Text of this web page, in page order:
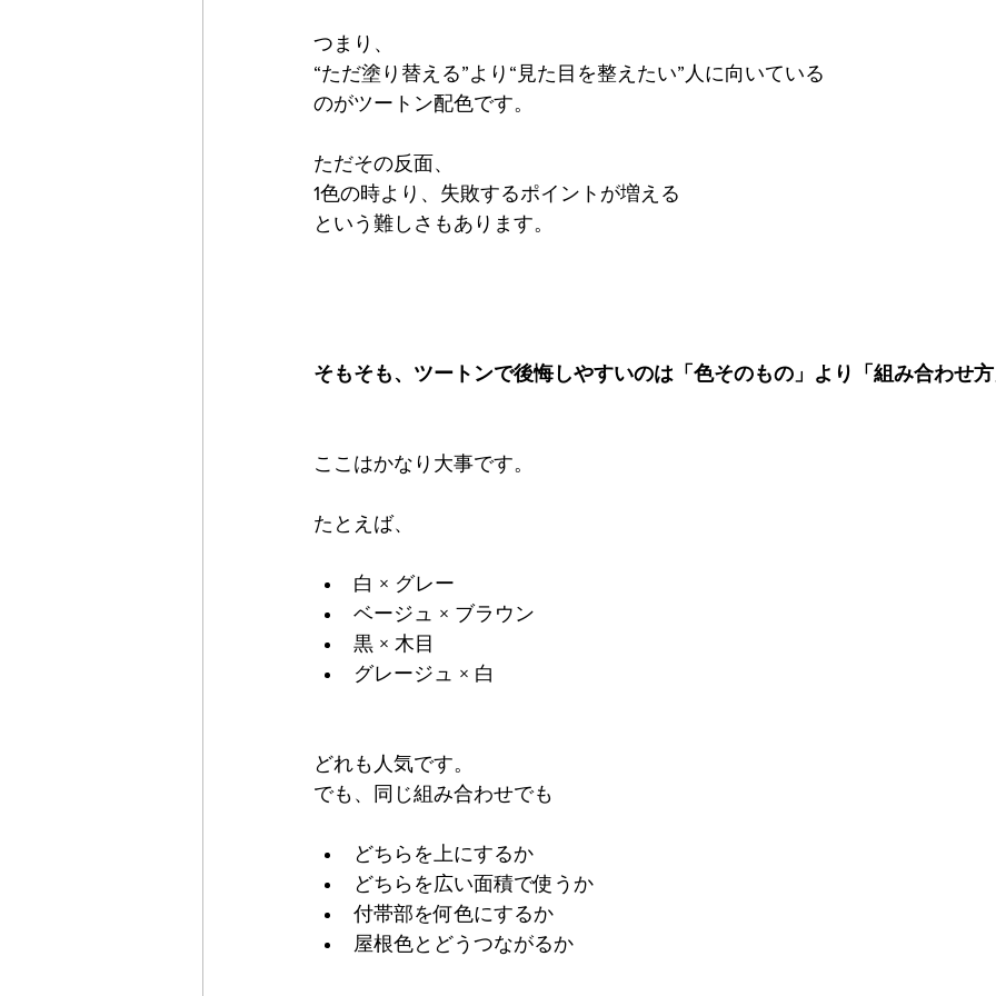
つまり、
“ただ塗り替える”より“見た目を整えたい”人に向いている
のがツートン配色です。
ただその反面、
1色の時より、失敗するポイントが増える
という難しさもあります。
そもそも、ツートンで後悔しやすいのは「色そのもの」より「組み合わせ
ここはかなり大事です。
たとえば、
白 × グレー
ベージュ × ブラウン
黒 × 木目
グレージュ × 白
どれも人気です。
でも、同じ組み合わせでも
どちらを上にするか
どちらを広い面積で使うか
付帯部を何色にするか
屋根色とどうつながるか